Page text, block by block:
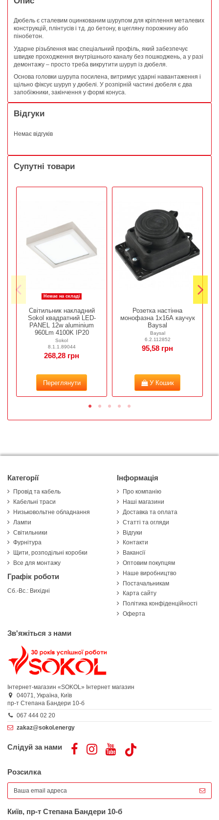
Дюбель є сталевим оцинкованим шурупом для кріплення металевих
конструкцій, плінтусів і тд. до бетону, в цегляну порожнину або
пінобетон.
Ударне різьблення має спеціальний профіль, який забезпечує
швидке проходження внутрішнього каналу без пошкоджень, а у разі
демонтажу – просто треба викрутити шуруп із дюбеля.
Основа головки шурупа посилена, витримує ударні навантаження і
щільно фіксує шуруп у дюбелі. У розпірній частині дюбеля є два
запобіжники, закінчення у формі конуса.
Відгуки
Немає відгуків
Супутні товари
Немає на складі
Світильник накладний
Sokol квадратний LED-
PANEL 12w aluminium
960Lm 4100K IP20
Sokol
8.1.1.89044
268,28 грн
Переглянути
Розетка настінна
монофазна 1х16А каучук
Baysal
Baysal
6.2.112852
95,58 грн
У Кошик
Категорії
Провід та кабель
Кабельні траси
Низьковольтне обладнання
Лампи
Світильники
Фурнітура
Щити, розподільні коробки
Все для монтажу
Графік роботи
Сб.-Вс.: Вихідні
Інформація
Про компанію
Наші магазини
Доставка та оплата
Статті та огляди
Відгуки
Контакти
Вакансії
Оптовим покупцям
Наше виробництво
Постачальникам
Карта сайту
Політика конфіденційності
Оферта
Зв'яжіться з нами
Інтернет-магазин «SOKOL» Інтернет магазин
04071, Україна, Київ
пр-т Степана Бандери 10-б
067 444 02 20
zakaz@sokol.energy
Слідуй за нами
Розсилка
Київ, пр-т Степана Бандери 10-б